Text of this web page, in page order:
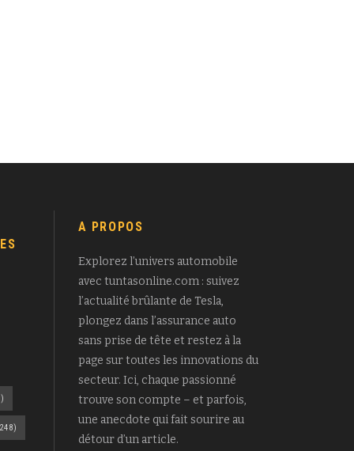
A PROPOS
Explorez l’univers automobile
avec tuntasonline.com : suivez
l’actualité brûlante de Tesla,
plongez dans l’assurance auto
sans prise de tête et restez à la
page sur toutes les innovations du
secteur. Ici, chaque passionné
trouve son compte – et parfois,
une anecdote qui fait sourire au
détour d’un article.